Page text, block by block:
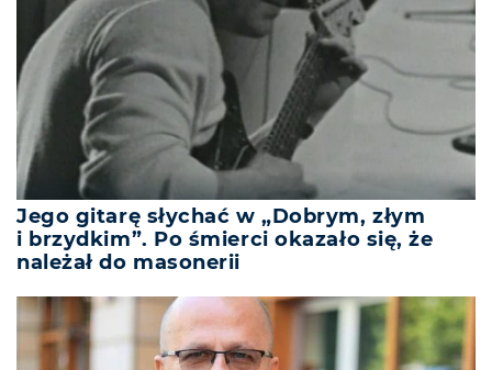
Jego gitarę słychać w „Dobrym, złym
i brzydkim”. Po śmierci okazało się, że
należał do masonerii